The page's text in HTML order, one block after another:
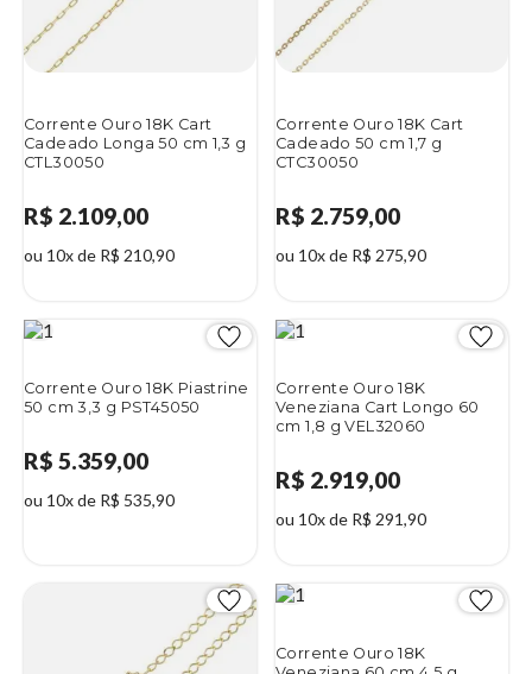
Corrente Ouro 18K Cart
Cadeado Longa 50 cm 1,3 g
CTL30050
R$ 2.109,00
ou 10x de R$ 210,90
Corrente Ouro 18K Cart
Cadeado 50 cm 1,7 g
CTC30050
R$ 2.759,00
ou 10x de R$ 275,90
Corrente Ouro 18K Piastrine
50 cm 3,3 g PST45050
R$ 5.359,00
ou 10x de R$ 535,90
Corrente Ouro 18K
Veneziana Cart Longo 60
cm 1,8 g VEL32060
R$ 2.919,00
ou 10x de R$ 291,90
Corrente Ouro 18K